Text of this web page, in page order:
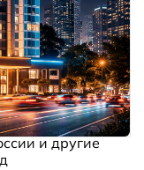
и другие